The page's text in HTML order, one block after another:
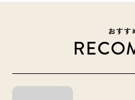
おすす